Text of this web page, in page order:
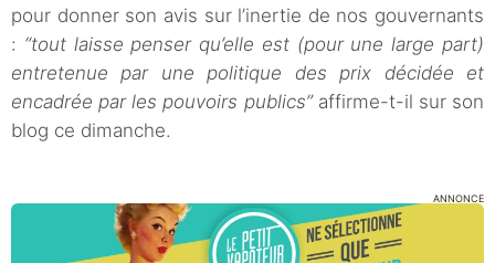
pour donner son avis sur l’inertie de nos gouvernants
: “tout laisse penser qu’elle est (pour une large part)
entretenue par une politique des prix décidée et
encadrée par les pouvoirs publics”affirme-t-il sur son
blog ce dimanche.
ANNONCE